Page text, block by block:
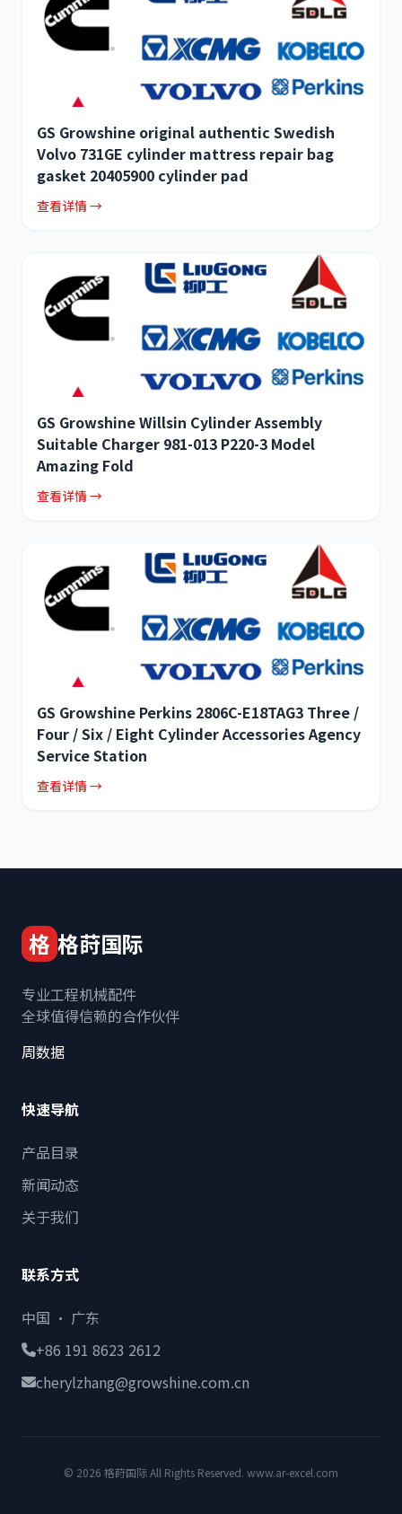
GS Growshine original authentic Swedish
Volvo 731GE cylinder mattress repair bag
gasket 20405900 cylinder pad
查看详情 →
GS Growshine Willsin Cylinder Assembly
Suitable Charger 981-013 P220-3 Model
Amazing Fold
查看详情 →
GS Growshine Perkins 2806C-E18TAG3 Three /
Four / Six / Eight Cylinder Accessories Agency
Service Station
查看详情 →
格 格莳国际
专业工程机械配件
全球值得信赖的合作伙伴
周数据
快速导航
产品目录
新闻动态
关于我们
联系方式
中国 · 广东
+86 191 8623 2612
cherylzhang@growshine.com.cn
© 2026 格莳国际 All Rights Reserved. www.ar-excel.com